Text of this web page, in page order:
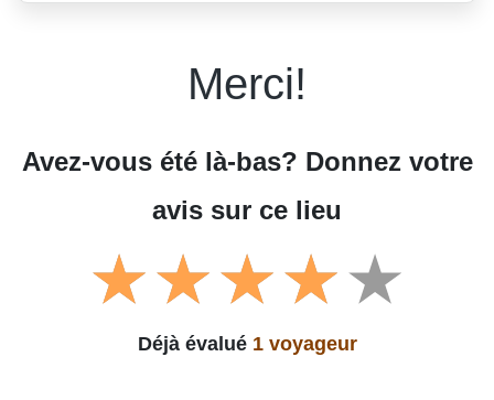
Merci!
Avez-vous été là-bas? Donnez votre
avis sur ce lieu
Déjà évalué 1 voyageur